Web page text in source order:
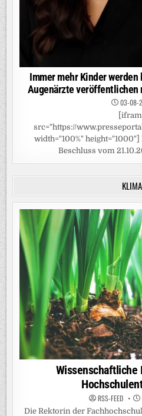
Immer mehr Kinder
Augenärzte veröffentlichen
03-08-
src="https://
width="100%"
Beschluss vom
KLIMA
Wissenschaftliche
RSS-FEED
Die Rektorin der